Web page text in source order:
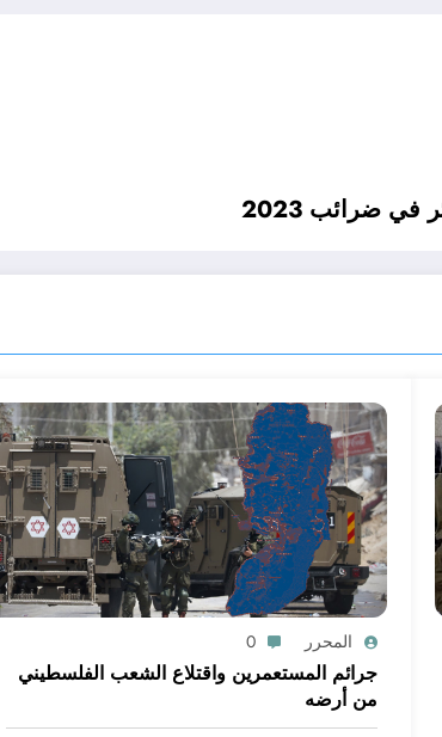
ضرائب 2023
المحرر 0
جرائم المستعمرين واقتلاع الشعب الفلسطيني
من أرضه